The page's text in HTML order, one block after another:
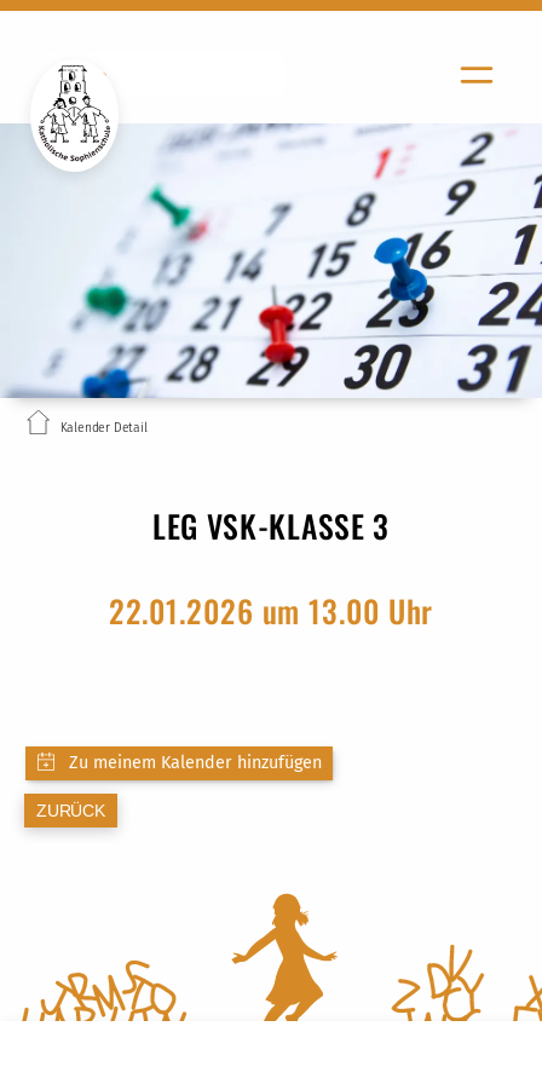
Kalender Detail
LEG VSK-KLASSE 3
22.01.2026 um 13.00 Uhr
ZURÜCK